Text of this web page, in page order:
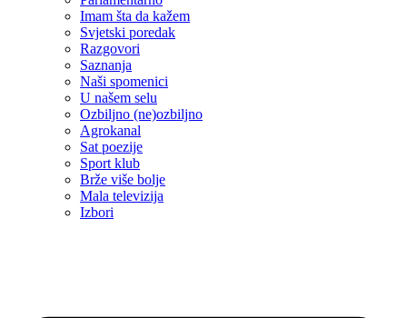
Imam šta da kažem
Svjetski poredak
Razgovori
Saznanja
Naši spomenici
U našem selu
Ozbiljno (ne)ozbiljno
Agrokanal
Sat poezije
Sport klub
Brže više bolje
Mala televizija
Izbori